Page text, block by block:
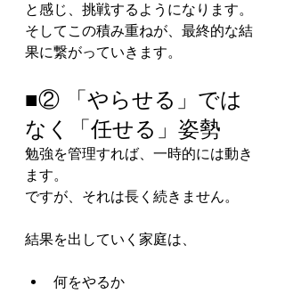
と感じ、挑戦するようになります。
そしてこの積み重ねが、最終的な結
果に繋がっていきます。
■② 「やらせる」では
なく「任せる」姿勢
勉強を管理すれば、一時的には動き
ます。
ですが、それは長く続きません。
結果を出していく家庭は、
何をやるか